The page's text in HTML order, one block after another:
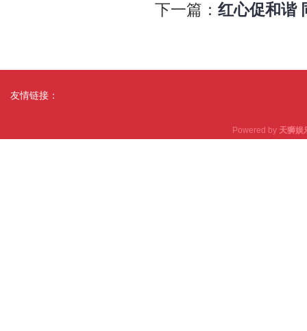
下一篇： 红心促和谐
友情链接：
Powered by 天狮娱